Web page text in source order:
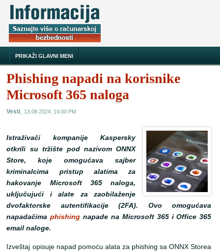
PRIKAŽI GLAVNI MENI
Phishing napadi na korisnike
Microsoft 365 naloga
Vesti, 13.08.2024, 14:00 PM
Istraživači kompanije Kaspersky
otkrili su tržište pod nazivom ONNX
Store, koje omogućava sajber
kriminalcima pristup alatima za
hakovanje Microsoft 365 naloga,
uključujući i alate za zaobilaženje
dvofaktorske autentifikacije (2FA). Ovo omogućava
napadačima phishing napade na Microsoft 365 i Office 365
email naloge.
Izveštaj opisuje napad pomoću alata za phishing sa ONNX Storea